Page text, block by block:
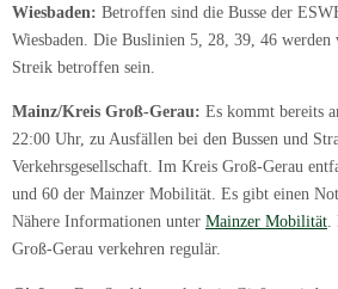
Wiesbaden: Betroffen sind die Busse der
Wiesbaden. Die Buslinien 5, 28, 39, 46
Streik betroffen sein.
Mainz/Kreis Groß-Gerau: Es kommt bereits
22:00 Uhr, zu Ausfällen bei den Bussen und
Verkehrsgesellschaft. Im Kreis Groß-Gerau
und 60 der Mainzer Mobilität. Es gibt einen
Nähere Informationen unter Mainzer Mobilität.
Groß-Gerau verkehren regulär.